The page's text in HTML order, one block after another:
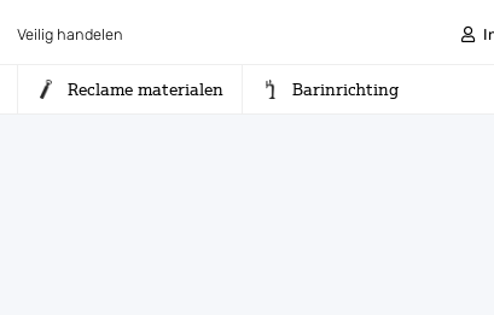
Veilig handelen
Reclame materialen Barinrichting